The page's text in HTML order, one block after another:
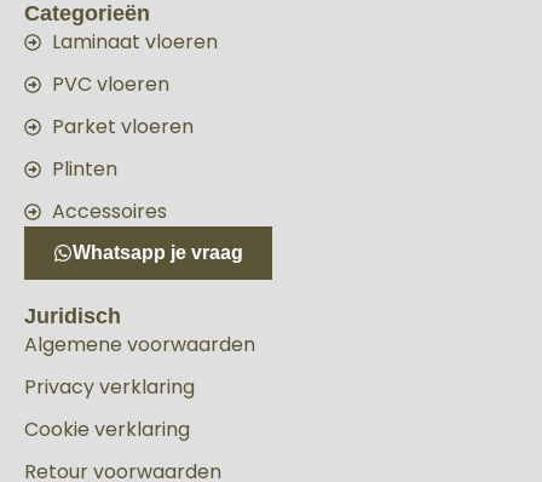
Categorieën
Laminaat vloeren
PVC vloeren
Parket vloeren
Plinten
Accessoires
Whatsapp je vraag
Juridisch
Algemene voorwaarden
Privacy verklaring
Cookie verklaring
Retour voorwaarden